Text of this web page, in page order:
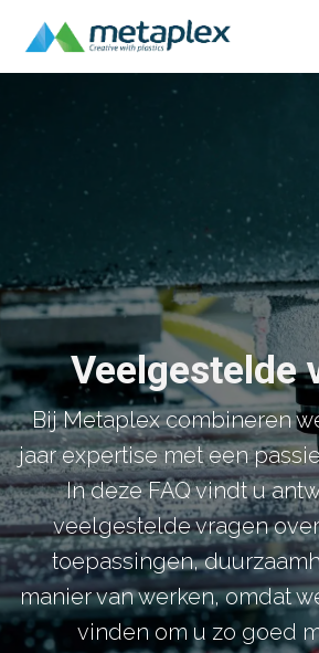
Veelgestelde
Bij Metaplex combineren
jaar expertise met een
In deze FAQ vindt u
veelgestelde vragen
toepassingen,
manier van werken, omdat
vinden om u zo goed